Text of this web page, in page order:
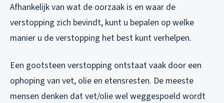
Afhankelijk van wat de oorzaak is en waar de
verstopping zich bevindt, kunt u bepalen op welke
manier u de verstopping het best kunt verhelpen.
Een gootsteen verstopping ontstaat vaak door een
ophoping van vet, olie en etensresten. De meeste
mensen denken dat vet/olie wel weggespoeld wordt